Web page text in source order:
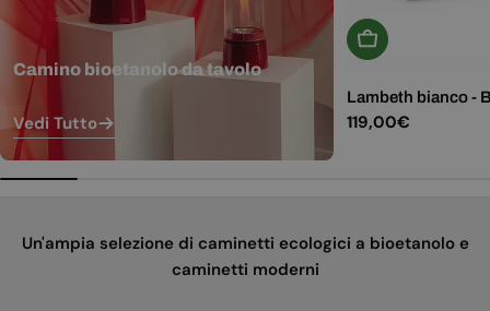
Camino bioetanolo da tavolo
Vedi Tutto
Aggiungi Al
Lambeth bianco -
Prezzo
119,00€
Un'ampia selezione di caminetti ecologici a bioetanolo e
caminetti moderni